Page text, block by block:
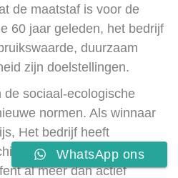
de maatstaf is voor de
60 jaar geleden, het bedrijf
duurzaam
zijn doelstellingen.
sociaal-ecologische
normen. Als winnaar
Het bedrijf heeft
Frei Otto en
al meer dan actief
WhatsApp ons